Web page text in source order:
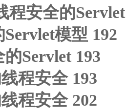
程安全的Servlet
模型 192
Servlet 193
程安全 193
程安全 202